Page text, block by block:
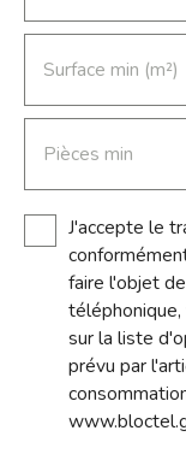
Surface min (m²)
Pièces min
J'accepte le
faire l'objet
sur la liste
prévu par